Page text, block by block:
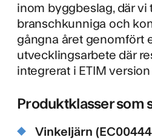
inom byggbeslag, där
branschkunniga och
gångna året genomfört
utvecklingsarbete där
integrerat i ETIM version
Produktklasser som
Vinkeljärn